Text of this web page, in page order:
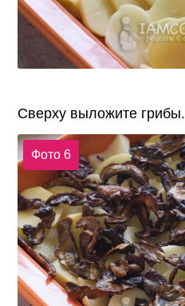
Сверху выложите грибы.
Фото 6